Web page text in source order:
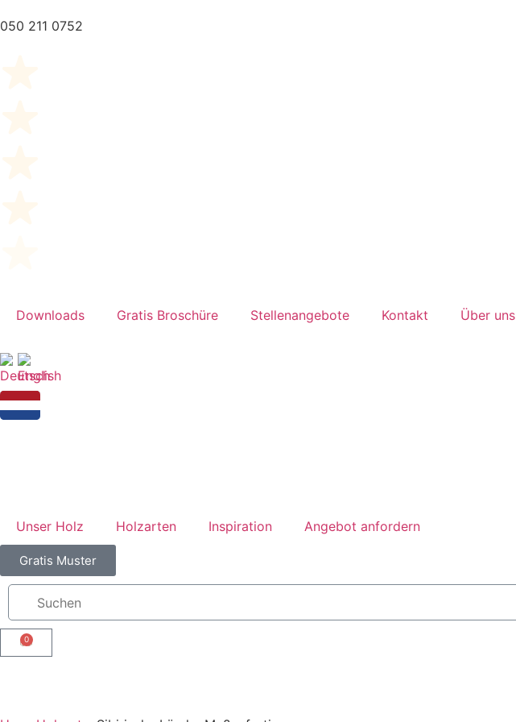
050 211 0752
Downloads Gratis Broschüre Stellenangebote Kontakt Über uns
Unser Holz Holzarten Inspiration Angebot anfordern
Gratis Muster
0